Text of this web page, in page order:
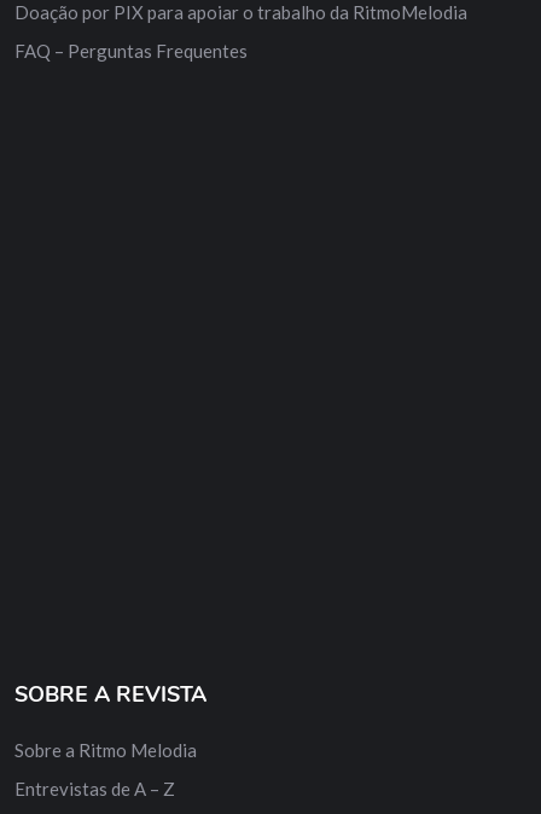
Doação por PIX para apoiar o trabalho da RitmoMelodia
FAQ – Perguntas Frequentes
SOBRE A REVISTA
Sobre a Ritmo Melodia
Entrevistas de A – Z